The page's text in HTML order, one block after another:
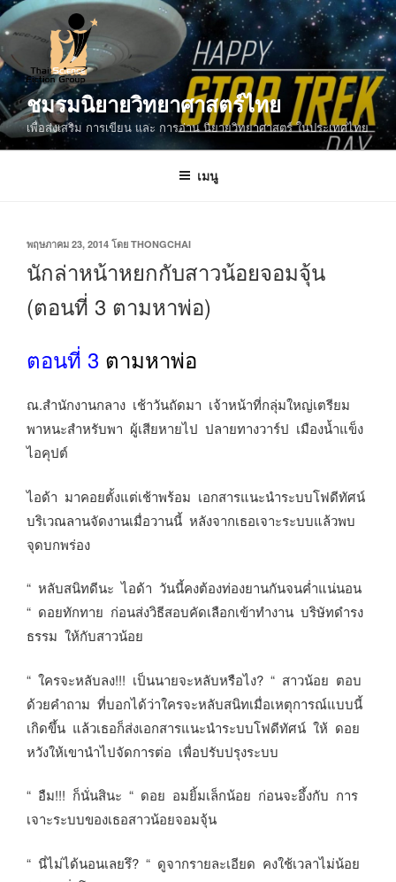
ข้าม
ไป
ยัง
บทความ
ชมรมนิยายวิทยาศาสตร์ไทย
เพื่อส่งเสริม การเขียน และ การอ่าน นิยายวิทยาศาสตร์ ในประเทศไทย
เมนู
เขียน
ที่
พฤษภาคม 23, 2014 โดย THONGCHAI
นักล่าหน้าหยกกับสาวน้อยจอมจุ้น
(ตอนที่ 3 ตามหาพ่อ)
ตอนที่ 3 ตามหาพ่อ
ณ.สำนักงานกลาง เช้าวันถัดมา เจ้าหน้าที่กลุ่มใหญ่เตรียม
พาหนะสำหรับพา ผู้เสียหายไป ปลายทางวาร์ป เมืองน้ำแข็ง
ไอคุปต์
ไอด้า มาคอยตั้งแต่เช้าพร้อม เอกสารแนะนำระบบโฟดีทัศน์
บริเวณลานจัดงานเมื่อวานนี้ หลังจากเธอเจาะระบบแล้วพบ
จุดบกพร่อง
“ หลับสนิทดีนะ ไอด้า วันนี้คงต้องท่องยานกันจนค่ำแน่นอน
“ ดอยทักทาย ก่อนส่งวิธีสอบคัดเลือกเข้าทำงาน บริษัทดำรง
ธรรม ให้กับสาวน้อย
“ ใครจะหลับลง!!! เป็นนายจะหลับหรือไง? “ สาวน้อย ตอบ
ด้วยคำถาม ที่บอกได้ว่าใครจะหลับสนิทเมื่อเหตุการณ์แบบนี้
เกิดขึ้น แล้วเธอก็ส่งเอกสารแนะนำระบบโฟดีทัศน์ ให้ ดอย
หวังให้เขานำไปจัดการต่อ เพื่อปรับปรุงระบบ
“ อืม!!! ก็นั่นสินะ “ ดอย อมยิ้มเล็กน้อย ก่อนจะอึ้งกับ การ
เจาะระบบของเธอสาวน้อยจอมจุ้น
“ นี่ไม่ได้นอนเลยรึ? “ ดูจากรายละเอียด คงใช้เวลาไม่น้อย